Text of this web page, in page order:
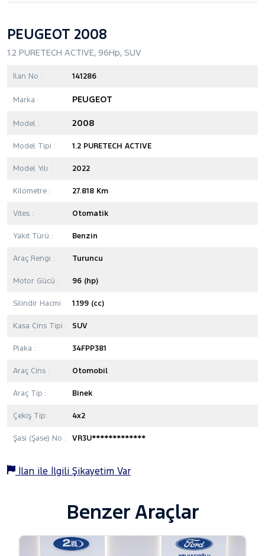
PEUGEOT 2008
1.2 PURETECH ACTIVE, 96Hp, SUV
İlan No : 141286
Marka : PEUGEOT
Model : 2008
Model Tipi : 1.2 PURETECH ACTIVE
Model Yılı : 2022
Kilometre : 27.818 Km
Vites : Otomatik
Yakıt Türü : Benzin
Araç Rengi : Turuncu
Motor Gücü : 96 (hp)
Silindir Hacmi : 1.199 (cc)
Kasa Cins Tipi : SUV
Plaka : 34FPP381
Araç Cins : Otomobil
Araç Tip : Binek
Çekiş Tip: 4x2
Şasi (Şase) No : VR3U*************
İlan ile İlgili Şikayetim Var
Benzer Araçlar